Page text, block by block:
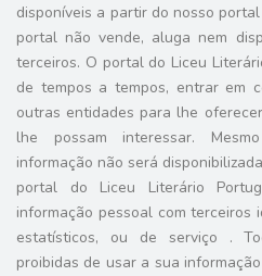
disponíveis a partir do nosso
portal não vende, aluga nem
terceiros. O portal do Liceu
de tempos a tempos, entrar em
outras entidades para lhe
lhe possam interessar.
informação não será
portal do Liceu Literário
informação pessoal com terceiros
estatísticos, ou de serviço .
proibidas de usar a sua